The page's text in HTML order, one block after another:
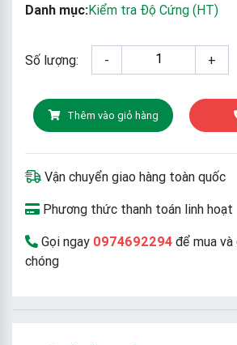
Danh mục:Kiểm tra Độ Cứng (HT)
Số lượng: - +
Thêm vào giỏ hàng
Vận chuyển giao hàng toàn quốc
Phương thức thanh toán linh hoạt
Gọi ngay 0974692294 để mua và
chóng